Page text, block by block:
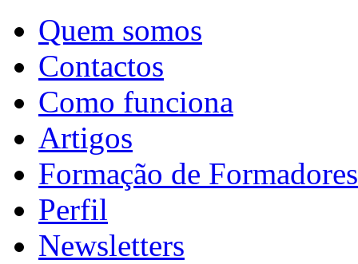
Quem somos
Contactos
Como funciona
Artigos
Formação de Formadores
Perfil
Newsletters